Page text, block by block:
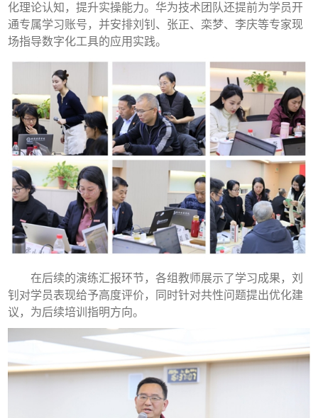
化理论认知，提升实操能力。华为技术团队还提前为学员开
通专属学习账号，并安排刘钊、张正、栾梦、李庆等专家现
场指导数字化工具的应用实践。
在后续的演练汇报环节，各组教师展示了学习成果，刘
钊对学员表现给予高度评价，同时针对共性问题提出优化建
议，为后续培训指明方向。